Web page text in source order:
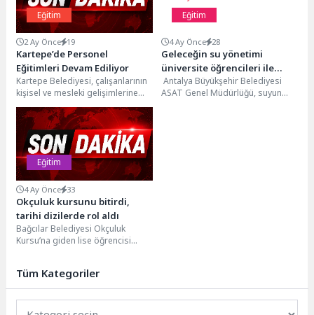
Eğitim
2 Ay Önce 19
Kartepe’de Personel
Eğitimleri Devam Ediliyor
Kartepe Belediyesi, çalışanlarının
kişisel ve mesleki gelişimlerine
katkı sağlamak amacıyla
düzenlediği kurum içi eğitim
programlarına...
Eğitim
4 Ay Önce 28
Geleceğin su yönetimi
üniversite öğrencileri ile
konuşuldu
Antalya Büyükşehir Belediyesi
ASAT Genel Müdürlüğü, suyun
Eğitim
4 Ay Önce 33
Okçuluk kursunu bitirdi,
tarihi dizilerde rol aldı
Bağcılar Belediyesi Okçuluk
Kursu’na giden lise öğrencisi
Tüm Kategoriler